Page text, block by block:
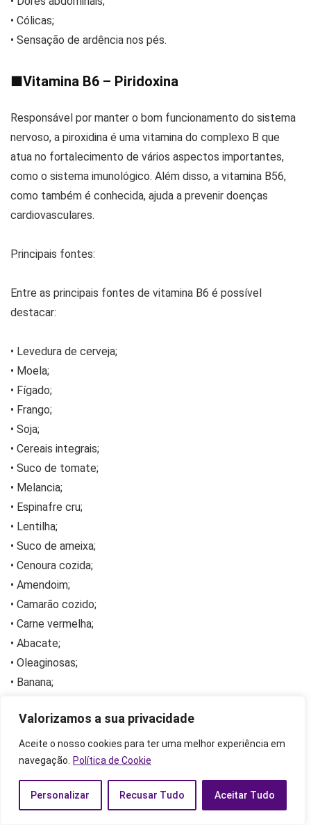
Valorizamos a sua privacidade
Aceite o nosso cookies para ter uma melhor experiência em
navegação.
Política de Cookie
Personalizar Recusar Tudo Aceitar Tudo
• Cólicas;
• Sensação de ardência nos pés.
■Vitamina B6 – Piridoxina
Responsável por manter o bom funcionamento do sistema
nervoso, a piroxidina é uma vitamina do complexo B que
atua no fortalecimento de vários aspectos importantes,
como o sistema imunológico. Além disso, a vitamina B56,
como também é conhecida, ajuda a prevenir doenças
cardiovasculares.
Principais fontes:
Entre as principais fontes de vitamina B6 é possível
destacar:
• Levedura de cerveja;
• Moela;
• Fígado;
• Frango;
• Soja;
• Cereais integrais;
• Suco de tomate;
• Melancia;
• Espinafre cru;
• Lentilha;
• Suco de ameixa;
• Cenoura cozida;
• Amendoim;
• Camarão cozido;
• Carne vermelha;
• Abacate;
• Oleaginosas;
• Banana;
Quantidade recomendada:
As quantidades ideias diárias de vitamina B6 variam de
acordo com a idade e com o gênero. Logo, as mulheres